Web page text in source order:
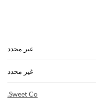
غير محدد
غير محدد
Sweet Co.